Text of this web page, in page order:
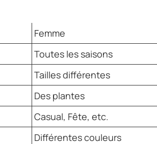
Femme
Toutes les saisons
Tailles différentes
Des plantes
Casual, Fête, etc.
Différentes couleurs